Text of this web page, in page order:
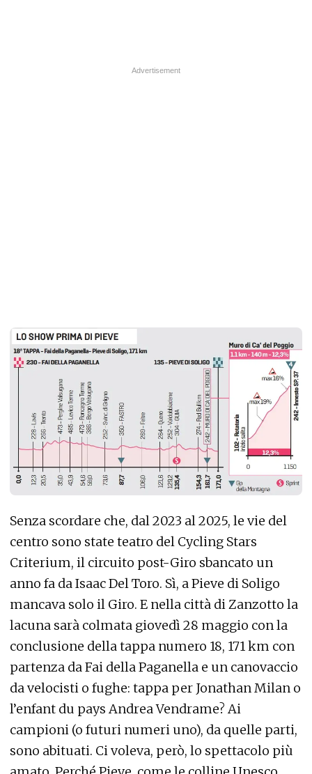
Senza scordare che, dal 2023 al 2025, le vie del
centro sono state teatro del Cycling Stars
Criterium, il circuito post-Giro sbancato un
anno fa da Isaac Del Toro. Sì, a Pieve di Soligo
mancava solo il Giro. E nella città di Zanzotto la
lacuna sarà colmata giovedì 28 maggio con la
conclusione della tappa numero 18, 171 km con
partenza da Fai della Paganella e un canovaccio
da velocisti o fughe: tappa per Jonathan Milan o
l’enfant du pays Andrea Vendrame? Ai
campioni (o futuri numeri uno), da quelle parti,
sono abituati. Ci voleva, però, lo spettacolo più